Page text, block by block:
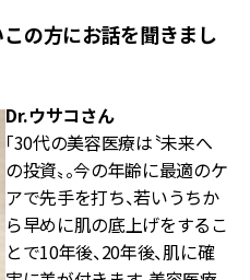
この方にお話を聞きまし
Dr.ウサコさん
「30代の美容医療は〝未来へ
の投資〟。今の年齢に最適のケ
アで先手を打ち、若いうちか
ら早めに肌の底上げをするこ
とで10年後、20年後、肌に確